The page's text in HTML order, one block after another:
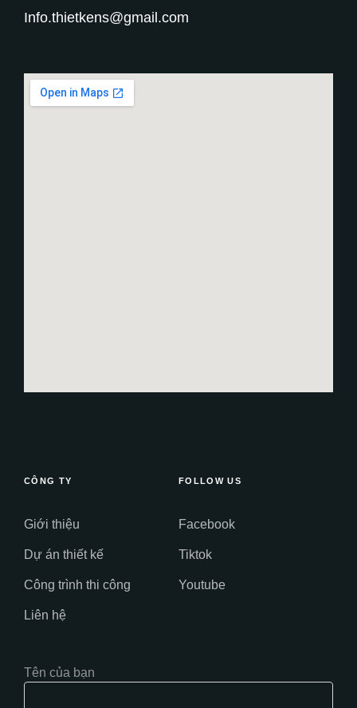
Info.thietkens@gmail.com
CÔNG TY
Giới thiệu
Dự án thiết kế
Công trình thi công
Liên hệ
FOLLOW US
Facebook
Tiktok
Youtube
Tên của bạn